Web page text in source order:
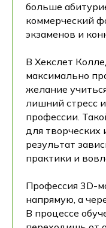
больше
коммерческий
экзаменов и
В Хекслет
максимально
желание
лишний стресс
профессии.
для творческих
результат
практики и
Профессия 3D-
напрямую, а
В процессе